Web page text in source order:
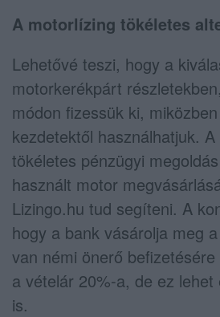
A motorlízing tökéletes
Lehetővé teszi, hogy a
motorkerékpárt
módon fizessük ki,
kezdetektől használhatjuk. A
tökéletes pénzügyi
használt motor
Lizingo.hu tud segíteni. A
hogy a bank vásárolja meg
van némi önerő
a vételár 20%-a, de ez lehet
is.